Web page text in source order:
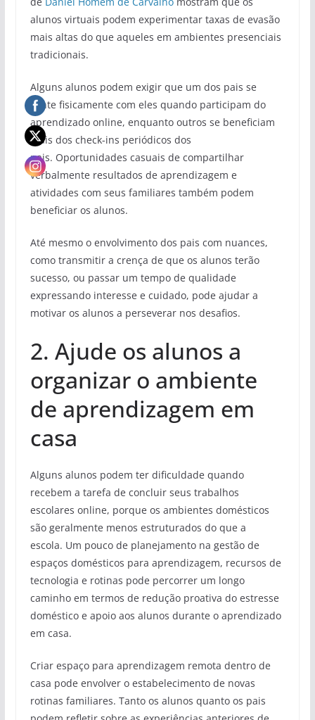
alunos virtuais podem experimentar taxas de evasão
mais altas do que aqueles em ambientes presenciais
tradicionais.
Alguns alunos podem exigir que um dos pais se
sente fisicamente com eles quando participam do
aprendizado online, enquanto outros se beneficiam
mais dos check-ins periódicos dos
pais. Oportunidades casuais de compartilhar
verbalmente resultados de aprendizagem e
atividades com seus familiares também podem
beneficiar os alunos.
Até mesmo o envolvimento dos pais com nuances,
como transmitir a crença de que os alunos terão
sucesso, ou passar um tempo de qualidade
expressando interesse e cuidado, pode ajudar a
motivar os alunos a perseverar nos desafios.
2. Ajude os alunos a
organizar o ambiente
de aprendizagem em
casa
Alguns alunos podem ter dificuldade quando
recebem a tarefa de concluir seus trabalhos
escolares online, porque os ambientes domésticos
são geralmente menos estruturados do que a
escola. Um pouco de planejamento na gestão de
espaços domésticos para aprendizagem, recursos de
tecnologia e rotinas pode percorrer um longo
caminho em termos de redução proativa do estresse
doméstico e apoio aos alunos durante o aprendizado
em casa.
Criar espaço para aprendizagem remota dentro de
casa pode envolver o estabelecimento de novas
rotinas familiares. Tanto os alunos quanto os pais